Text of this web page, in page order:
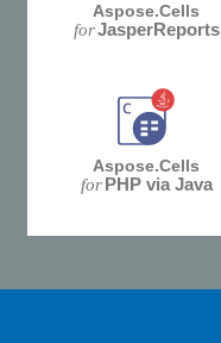
Aspose.Cells
forJasperReports
Aspose.Cells
for PHP via Java